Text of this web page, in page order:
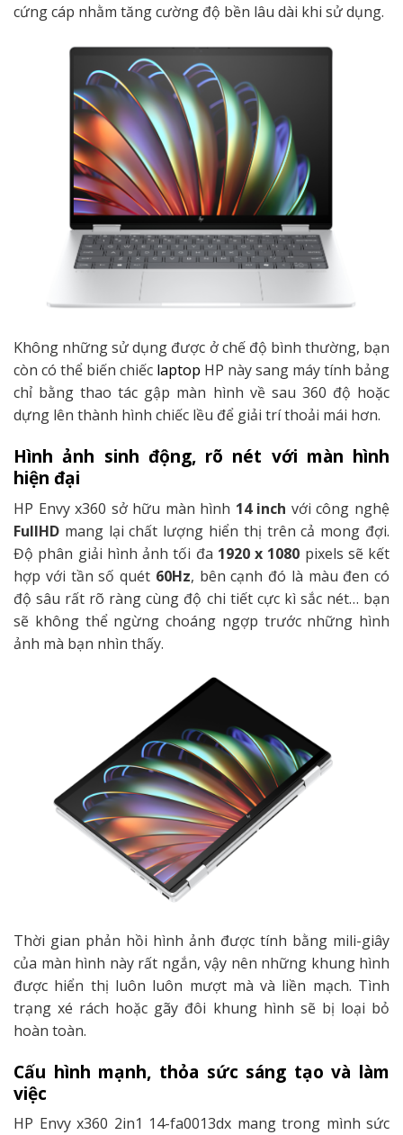
cứng cáp nhằm tăng cường độ bền lâu dài khi sử dụng.
Không những sử dụng được ở chế độ bình thường, bạn
còn có thể biến chiếc laptop HP này sang máy tính bảng
chỉ bằng thao tác gập màn hình về sau 360 độ hoặc
dựng lên thành hình chiếc lều để giải trí thoải mái hơn.
Hình ảnh sinh động, rõ nét với màn hình
hiện đại
HP Envy x360 sở hữu màn hình 14 inch với công nghệ
FullHD mang lại chất lượng hiển thị trên cả mong đợi.
Độ phân giải hình ảnh tối đa 1920 x 1080 pixels sẽ kết
hợp với tần số quét 60Hz, bên cạnh đó là màu đen có
độ sâu rất rõ ràng cùng độ chi tiết cực kì sắc nét… bạn
sẽ không thể ngừng choáng ngợp trước những hình
ảnh mà bạn nhìn thấy.
Thời gian phản hồi hình ảnh được tính bằng mili-giây
của màn hình này rất ngắn, vậy nên những khung hình
được hiển thị luôn luôn mượt mà và liền mạch. Tình
trạng xé rách hoặc gãy đôi khung hình sẽ bị loại bỏ
hoàn toàn.
Cấu hình mạnh, thỏa sức sáng tạo và làm
việc
HP Envy x360 2in1 14-fa0013dx mang trong mình sức